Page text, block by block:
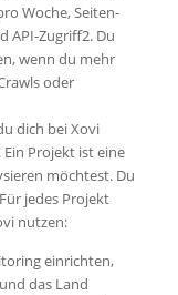
Woche, Seiten-
API-Zugriff2. Du
wenn du mehr
oder
dich bei Xovi
Projekt ist eine
möchtest. Du
jedes Projekt
nutzen:
einrichten,
das Land